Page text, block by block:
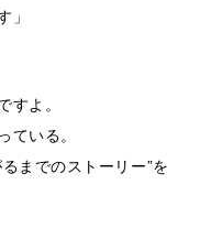
」
すよ。
いる。
までのストーリー”を